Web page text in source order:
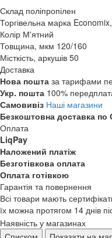
Склад поліпропілен
Торгівельна марка
Колір М'ятний
Товщина, мкм 120/160
Місткість, аркушів 50
Доставка
Нова пошта за тарифами
Укр. пошта 100%
Самовивіз Наші магазини
Безкоштовна доставка по
Оплата
LiqPay
Наложений платіж
Безготівкова оплата
Оплата готівкою
Гарантія та повернення
Всі товари мають
їх можна протягом 14 днів
Наявність у магазинах